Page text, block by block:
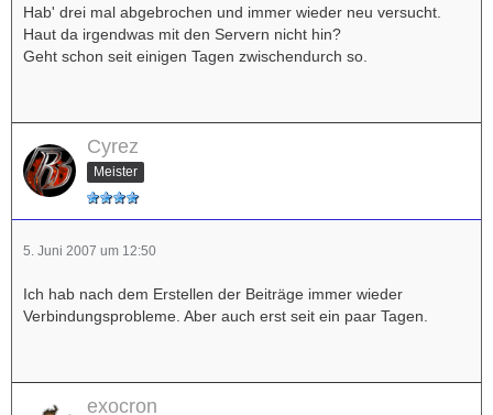
Hab' drei mal abgebrochen und immer wieder neu versucht.
Haut da irgendwas mit den Servern nicht hin?
Geht schon seit einigen Tagen zwischendurch so.
Cyrez
Meister
5. Juni 2007 um 12:50
Ich hab nach dem Erstellen der Beiträge immer wieder
Verbindungsprobleme. Aber auch erst seit ein paar Tagen.
exocron